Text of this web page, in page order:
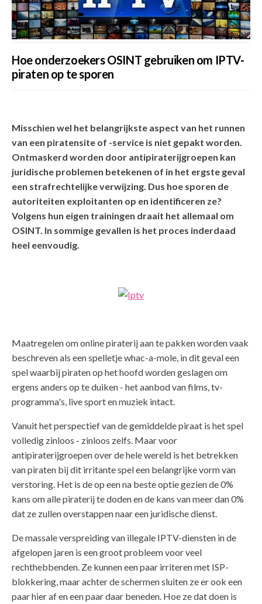
Hoe onderzoekers OSINT gebruiken om IPTV-
piraten op te sporen
Misschien wel het belangrijkste aspect van het runnen
van een piratensite of -service is niet gepakt worden.
Ontmaskerd worden door antipiraterijgroepen kan
juridische problemen betekenen of in het ergste geval
een strafrechtelijke verwijzing. Dus hoe sporen de
autoriteiten exploitanten op en identificeren ze?
Volgens hun eigen trainingen draait het allemaal om
OSINT. In sommige gevallen is het proces inderdaad
heel eenvoudig.
Maatregelen om online piraterij aan te pakken worden vaak
beschreven als een spelletje whac-a-mole, in dit geval een
spel waarbij piraten op het hoofd worden geslagen om
ergens anders op te duiken - het aanbod van films, tv-
programma's, live sport en muziek intact.
Vanuit het perspectief van de gemiddelde piraat is het spel
volledig zinloos - zinloos zelfs. Maar voor
antipiraterijgroepen over de hele wereld is het betrekken
van piraten bij dit irritante spel een belangrijke vorm van
verstoring. Het is de op een na beste optie gezien de 0%
kans om alle piraterij te doden en de kans van meer dan 0%
dat ze zullen overstappen naar een juridische dienst.
De massale verspreiding van illegale IPTV-diensten in de
afgelopen jaren is een groot probleem voor veel
rechthebbenden. Ze kunnen een paar irriteren met ISP-
blokkering, maar achter de schermen sluiten ze er ook een
paar hier af en een paar daar beneden. Hoe ze dat doen is